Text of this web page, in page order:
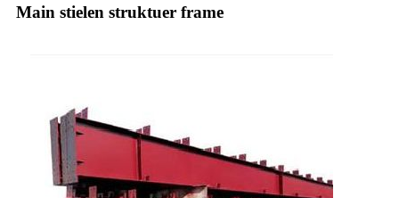
Main stielen struktuer frame